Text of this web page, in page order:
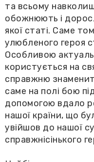
та всьому
обожнюють і
якої статі. Саме
улюбленого героя
Особливою
користується на
справжню
саме на полі бою
допомогою вдало
нашої країни, що
увійшов до нашої
справжнісінького